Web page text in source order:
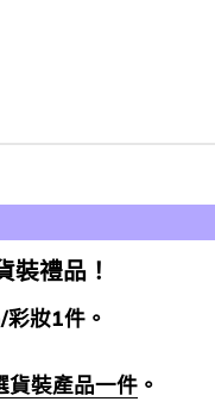
裝禮品！
妝1件。
貨裝產品一件 。